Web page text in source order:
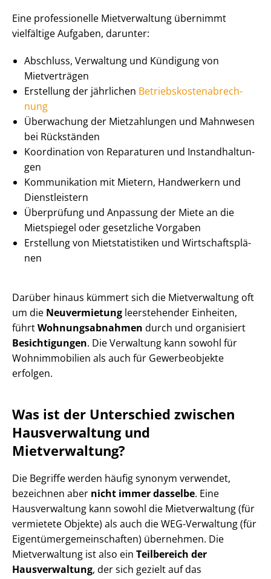
Eine professionelle Mietverwaltung übernimmt
vielfältige Aufgaben, darunter:
Abschluss, Verwaltung und Kündigung von
Mietverträgen
Erstellung der jährlichen Be­triebs­kos­ten­ab­rech­
nung
Überwachung der Mietzahlungen und Mahnwesen
bei Rückständen
Koordination von Reparaturen und In­stand­hal­tun­
gen
Kommunikation mit Mietern, Handwerkern und
Dienstleistern
Überprüfung und Anpassung der Miete an die
Mietspiegel oder gesetzliche Vorgaben
Erstellung von Mietstatistiken und Wirt­schafts­plä­
nen
Darüber hinaus kümmert sich die Mietverwaltung oft
um die Neuvermietung leerstehender Einheiten,
führtWoh­nungs­ab­nah­men durch und organisiert
Besichtigungen. Die Verwaltung kann sowohl für
Wohnimmobilien als auch für Gewerbeobjekte
erfolgen.
Was ist der Unterschied zwischen
Hausverwaltung und
Mietverwaltung?
Die Begriffe werden häufig synonym verwendet,
bezeichnen aber nicht immer dasselbe. Eine
Hausverwaltung kann sowohl die Mietverwaltung (für
vermietete Objekte) als auch die WEG-Verwaltung (für
Ei­gen­tü­mer­ge­mein­schaf­ten) übernehmen. Die
Mietverwaltung ist also ein Teilbereich der
Hausverwaltung, der sich gezielt auf das